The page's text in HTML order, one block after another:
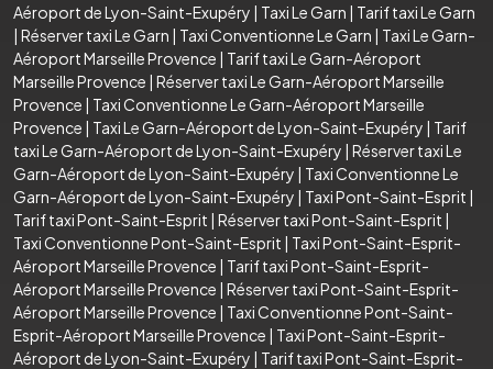
Aéroport de Lyon-Saint-Exupéry | Taxi Le Garn | Tarif taxi Le Garn
| Réserver taxi Le Garn | Taxi Conventionne Le Garn | Taxi Le Garn-
Aéroport Marseille Provence | Tarif taxi Le Garn-Aéroport
Marseille Provence | Réserver taxi Le Garn-Aéroport Marseille
Provence | Taxi Conventionne Le Garn-Aéroport Marseille
Provence | Taxi Le Garn-Aéroport de Lyon-Saint-Exupéry | Tarif
taxi Le Garn-Aéroport de Lyon-Saint-Exupéry | Réserver taxi Le
Garn-Aéroport de Lyon-Saint-Exupéry | Taxi Conventionne Le
Garn-Aéroport de Lyon-Saint-Exupéry | Taxi Pont-Saint-Esprit |
Tarif taxi Pont-Saint-Esprit | Réserver taxi Pont-Saint-Esprit |
Taxi Conventionne Pont-Saint-Esprit | Taxi Pont-Saint-Esprit-
Aéroport Marseille Provence | Tarif taxi Pont-Saint-Esprit-
Aéroport Marseille Provence | Réserver taxi Pont-Saint-Esprit-
Aéroport Marseille Provence | Taxi Conventionne Pont-Saint-
Esprit-Aéroport Marseille Provence | Taxi Pont-Saint-Esprit-
Aéroport de Lyon-Saint-Exupéry | Tarif taxi Pont-Saint-Esprit-